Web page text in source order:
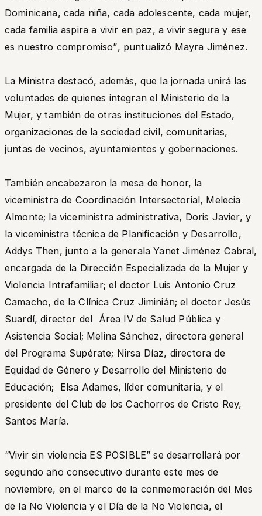
Dominicana, cada niña, cada adolescente, cada mujer,
cada familia aspira a vivir en paz, a vivir segura y ese
es nuestro compromiso”, puntualizó Mayra Jiménez.
La Ministra destacó, además, que la jornada unirá las
voluntades de quienes integran el Ministerio de la
Mujer, y también de otras instituciones del Estado,
organizaciones de la sociedad civil, comunitarias,
juntas de vecinos, ayuntamientos y gobernaciones.
También encabezaron la mesa de honor, la
viceministra de Coordinación Intersectorial, Melecia
Almonte; la viceministra administrativa, Doris Javier, y
la viceministra técnica de Planificación y Desarrollo,
Addys Then, junto a la generala Yanet Jiménez Cabral,
encargada de la Dirección Especializada de la Mujer y
Violencia Intrafamiliar; el doctor Luis Antonio Cruz
Camacho, de la Clínica Cruz Jiminián; el doctor Jesús
Suardí, director del Área IV de Salud Pública y
Asistencia Social; Melina Sánchez, directora general
del Programa Supérate; Nirsa Díaz, directora de
Equidad de Género y Desarrollo del Ministerio de
Educación; Elsa Adames, líder comunitaria, y el
presidente del Club de los Cachorros de Cristo Rey,
Santos María.
“Vivir sin violencia ES POSIBLE” se desarrollará por
segundo año consecutivo durante este mes de
noviembre, en el marco de la conmemoración del Mes
de la No Violencia y el Día de la No Violencia, el